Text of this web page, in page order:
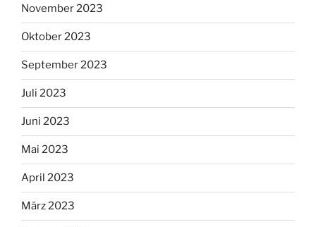
November 2023
Oktober 2023
September 2023
Juli 2023
Juni 2023
Mai 2023
April 2023
März 2023